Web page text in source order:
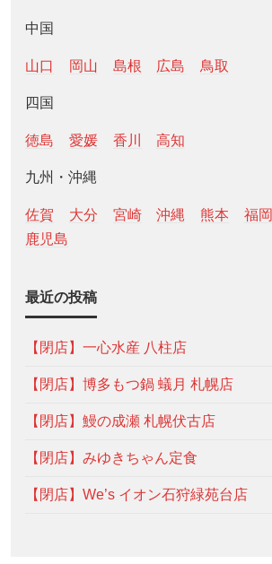
中国
山口 岡山 島根 広島 鳥取
四国
徳島 愛媛 香川 高知
九州・沖縄
佐賀 大分 宮崎 沖縄 熊本 福岡
鹿児島
最近の投稿
【閉店】一心水産 八柱店
【閉店】博多もつ鍋 蟻月 札幌店
【閉店】鰻の成瀬 札幌伏古店
【閉店】みゆきちゃん定食
【閉店】We’s イオン石狩緑苑台店